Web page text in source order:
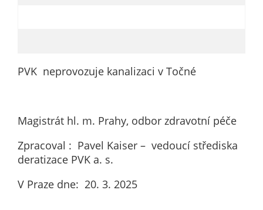
PVK neprovozuje kanalizaci v Točné
Magistrát hl. m. Prahy, odbor zdravotní péče
Zpracoval : Pavel Kaiser – vedoucí střediska
deratizace PVK a. s.
V Praze dne: 20. 3. 2025